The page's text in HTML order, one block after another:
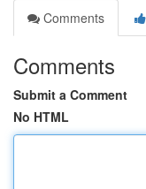
Comments
Comments
Submit a Comment
No HTML